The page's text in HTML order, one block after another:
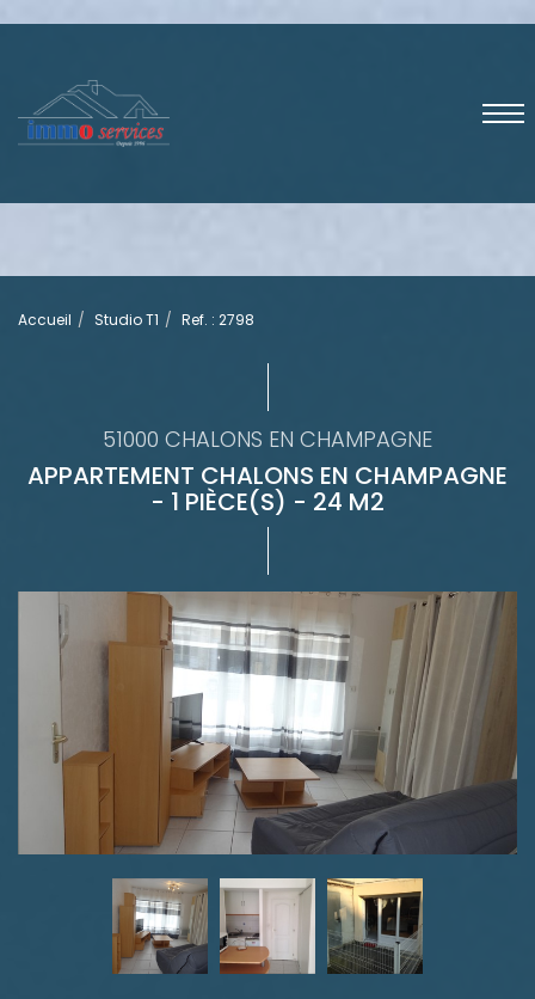
Accueil Studio T1 Ref. : 2798
51000 CHALONS EN CHAMPAGNE
APPARTEMENT CHALONS EN CHAMPAGNE
- 1 PIÈCE(S) - 24 M2